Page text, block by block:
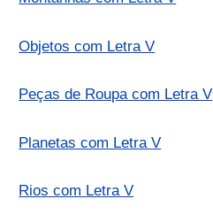
Objetos com Letra V
Peças de Roupa com Letra V
Planetas com Letra V
Rios com Letra V